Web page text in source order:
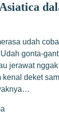
udah
gonta-
jerawat
deket